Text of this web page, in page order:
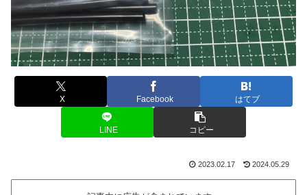
X Facebook はてブ
LINE コピー
2023.02.17 2024.05.29